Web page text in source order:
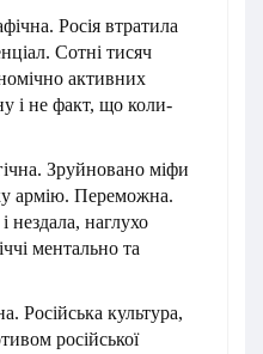
Росія втратила
Сотні тисяч
активних
і не факт, що коли-
Зруйновано міфи
армію. Переможна.
нездала, наглухо
ментально та
Російська культура,
російської